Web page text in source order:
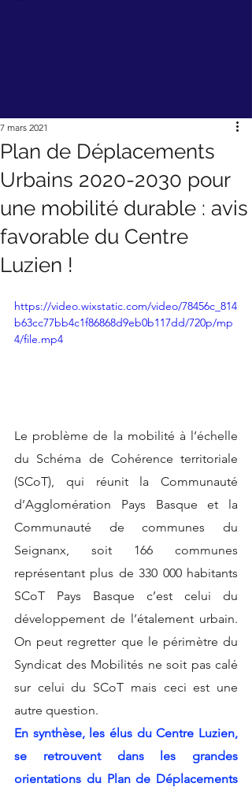
Plan de Déplacements
Urbains 2020-2030 pour
une mobilité durable : avis
favorable du Centre
Luzien !
7 mars 2021
https://video.wixstatic.com/video/78456c_814
b63cc77bb4c1f86868d9eb0b117dd/720p/mp
4/file.mp4
Le problème de la mobilité à l’échelle
du Schéma de Cohérence territoriale
(SCoT), qui réunit la Communauté
d’Agglomération Pays Basque et la
Communauté de communes du
Seignanx, soit 166 communes
représentant plus de 330 000 habitants
SCoT Pays Basque c’est celui du
développement de l’étalement urbain.
On peut regretter que le périmètre du
Syndicat des Mobilités ne soit pas calé
sur celui du SCoT mais ceci est une
autre question.
En synthèse, les élus du Centre Luzien,
se retrouvent dans les grandes
orientations du Plan de Déplacements